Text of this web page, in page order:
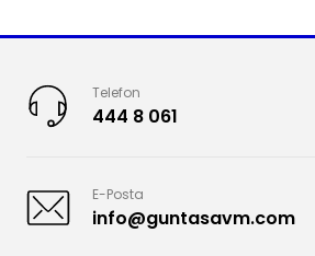
Telefon
444 8 061
E-Posta
info@guntasavm.com